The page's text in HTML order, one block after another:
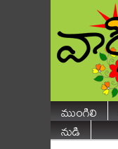
ముంగిలి
నుడి